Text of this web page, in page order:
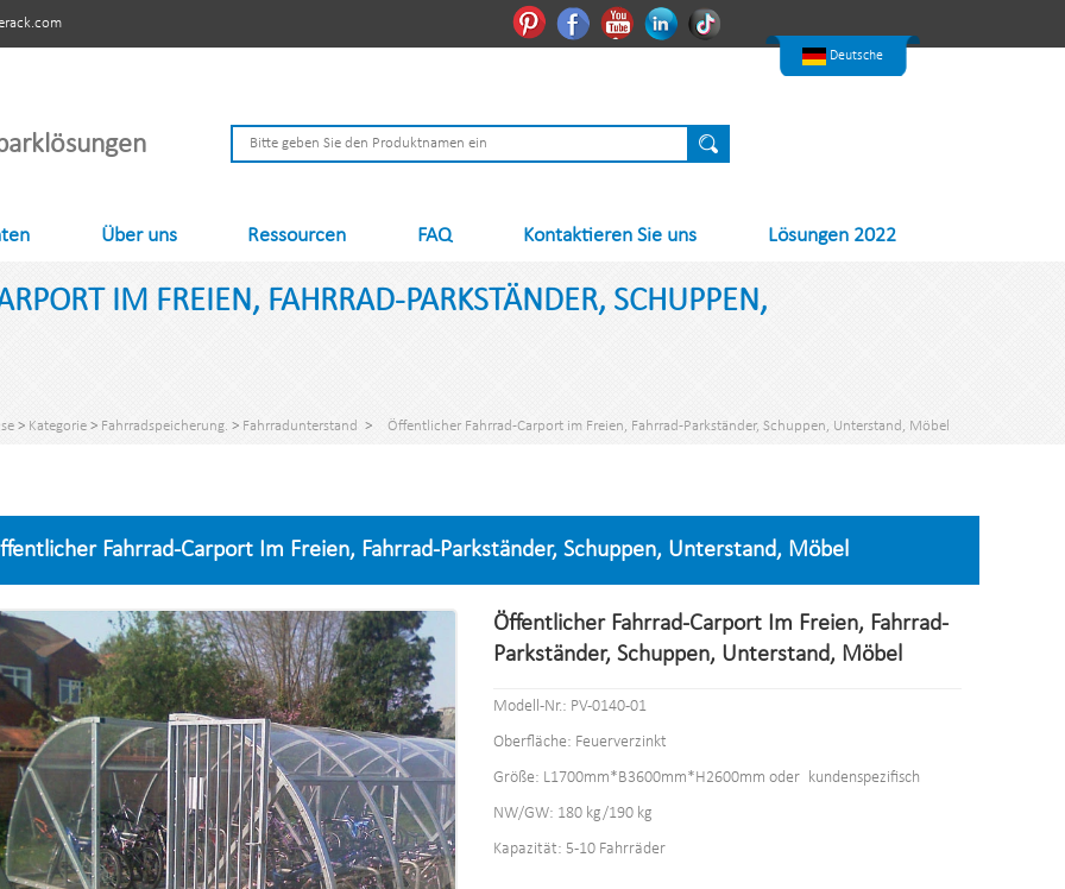
Deutsche
Nederlands
PinterestFacebookYoutubeLinkedin
Über uns Ressourcen FAQ Kontaktieren Sie uns Lösungen 2022
IM FREIEN, FAHRRAD-PARKSTÄNDER, SCHUPPEN,
> Kategorie > Fahrradspeicherung. > Fahrradunterstand > Öffentlicher Fahrrad-Carport im Freien, Fahrrad-Parkständer, Schuppen, Unterstand, Möbel
Fahrrad-Carport Im Freien, Fahrrad-Parkständer, Schuppen, Unterstand, Möbel
Öffentlicher Fahrrad-Carport Im Freien, Fahrrad-
Parkständer, Schuppen, Unterstand, Möbel
Modell-Nr.: PV-0140-01
Oberfläche: Feuerverzinkt
Größe: L1700mm*B3600mm*H2600mm oder kundenspezifisch
NW/GW: 180 kg/190 kg
Kapazität: 5-10 Fahrräder